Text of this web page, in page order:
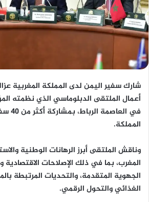
شارك سفير اليمن لدى المملكة المغربية
أعمال الملتقى الدبلوماسي الذي نظمته
في العاصمة الرباط، بمشاركة أكثر من40 سفيراً
المملكة.
وناقش الملتقى أبرزالرهانات الوطنية
المغرب، بما في ذلك الإصلاحات الاقتصادية
الجهوية المتقدمة، والتحديات المرتبطة
الغذائي والتحول الرقمي.